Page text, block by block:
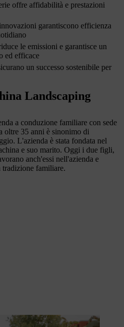
offre affidabilità e prestazioni
garantiscono efficienza
le emissioni e garantisce un
ed efficace
un successo sostenibile per
Landscaping
a conduzione familiare con sede
oltre 35 anni è sinonimo di
L'azienda è stata fondata nel
e suo marito. Oggi i due figli,
anch'essi nell'azienda e
tradizione familiare.